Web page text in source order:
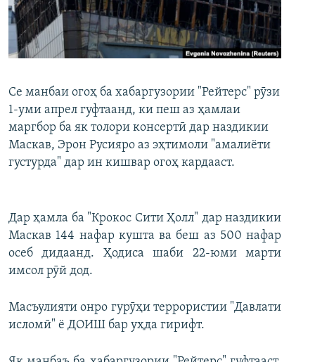
ГУЗОРИШҲОИ РАДИОӢ
Русский
Ҳамаи сомонаҳои RFE/RL
Се манбаи огоҳ ба хабаргузории "Рейтерс" рӯзи
1-уми апрел гуфтаанд, ки пеш аз ҳамлаи
маргбор ба як толори консертӣ дар наздикии
Маскав, Эрон Русияро аз эҳтимоли "амалиёти
густурда" дар ин кишвар огоҳ кардааст.
Дар ҳамла ба "Крокос Сити Ҳолл" дар наздикии
Маскав 144 нафар кушта ва беш аз 500 нафар
осеб дидаанд. Ҳодиса шаби 22-юми марти
имсол рӯй дод.
Масъулияти онро гурӯҳи террористии "Давлати
исломӣ" ё ДОИШ бар уҳда гирифт.